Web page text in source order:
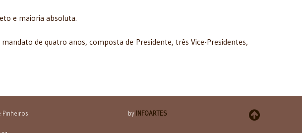
e maioria absoluta.
de quatro anos, composta de Presidente, três Vice-Presidentes,
Pinheiros by INFOARTES